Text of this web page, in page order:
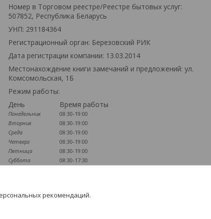
Номер в Торговом реестре/Реестре бытовых услуг:
507852, Республика Беларусь
УНП: 291184364
Регистрационный орган: Березовский РИК
Дата регистрации компании: 13.03.2014
Местонахождение книги замечаний и предложений: ул.
Комсомольская, 1Б
Режим работы:
День
Время работы
Понедельник
08:30-19:00
Вторник
08:30-19:00
Среда
08:30-19:00
Четверг
08:30-19:00
Пятница
08:30-19:00
Суббота
08:30-17:30
Наличие документов
рекомендаций.